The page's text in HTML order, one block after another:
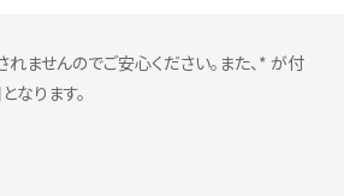
ませんのでご安心ください。また、* が付
なります。